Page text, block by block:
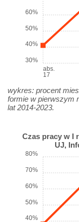
abs.
17
30%
40%
50%
60%
wykres: procent
formie w pierwszym
lat 2014-2023.
Czas pracy w I
UJ,
40%
50%
60%
70%
80%